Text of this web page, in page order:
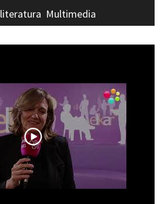
literatura Multimedia